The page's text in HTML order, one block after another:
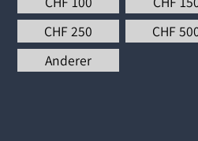
CHF 250 CHF
Anderer